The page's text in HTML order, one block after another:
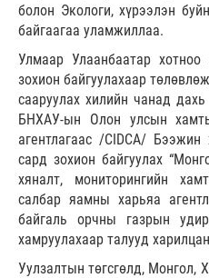
болон Экологи, хүрээлэн
байгаагаа уламжиллаа.
Улмаар Улаанбаатар
зохион байгуулахаар
сааруулах хилийн чанад
БНХАУ-ын Олон улсын
агентлагаас /CIDCA/
сард зохион байгуулах
хяналт, мониторингийн
салбар яамны харьяа
байгаль орчны газрын
хамруулахаар талууд
Уулзалтын төгсгөлд, Монгол,